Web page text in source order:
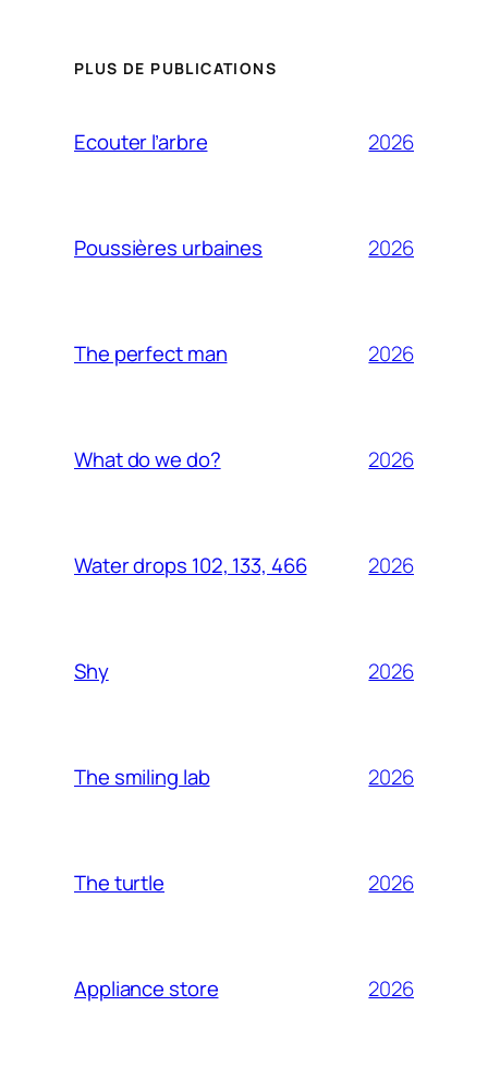
PLUS DE PUBLICATIONS
Ecouter l’arbre 2026
Poussières urbaines 2026
The perfect man 2026
What do we do? 2026
Water drops 102, 133, 466 2026
Shy 2026
The smiling lab 2026
The turtle 2026
Appliance store 2026